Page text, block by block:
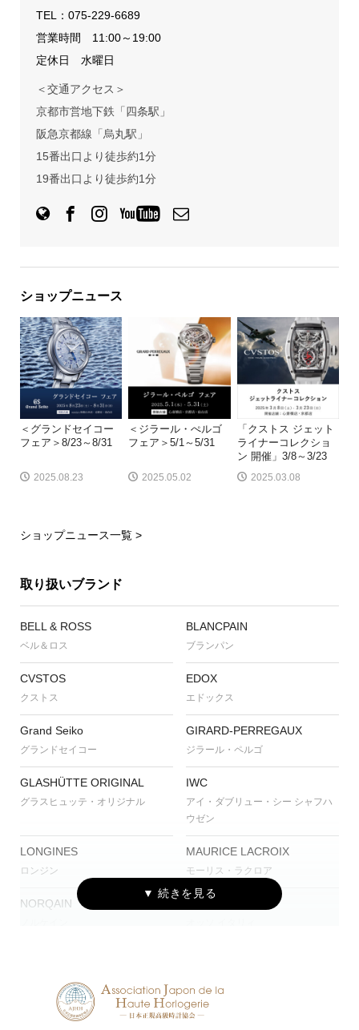
TEL： 075-229-6689
営業時間 11:00～19:00
定休日 水曜日
＜交通アクセス＞
京都市営地下鉄「四条駅」
阪急京都線「烏丸駅」
15番出口より徒歩約1分
19番出口より徒歩約1分
ショップニュース
＜グランドセイコー
フェア＞8/23～8/31
2025.08.23
＜ジラール・ぺルゴ
フェア＞5/1～5/31
2025.05.02
「クストス ジェット
ライナーコレクショ
ン 開催」3/8～3/23
2025.03.08
ショップニュース一覧 >
取り扱いブランド
BELL & ROSS
ベル＆ロス
BLANCPAIN
ブランパン
CVSTOS
クストス
EDOX
エドックス
Grand Seiko
グランドセイコー
GIRARD-PERREGAUX
ジラール・ペルゴ
GLASHÜTTE ORIGINAL
グラスヒュッテ・オリジナル
IWC
アイ・ダブリュー・シー シャフハ
ウゼン
LONGINES
ロンジン
MAURICE LACROIX
モーリス・ラクロア
NORQAIN OSSO ITALY
TUDOR TISSOT